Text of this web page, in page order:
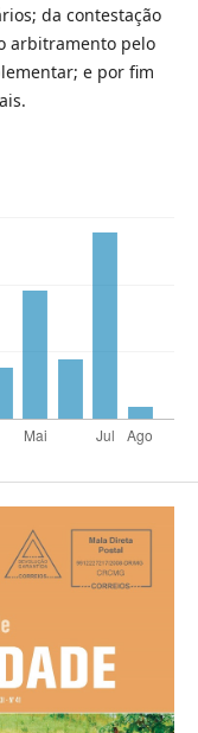
da contestação
arbitramento pelo
e por fim